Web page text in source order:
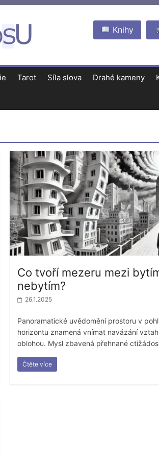
Knihy
Tarot Síla slova Drahé kameny
Co tvoří mezeru mezi
nebytím?
26.1.2025
Panoramatické uvědomění prostoru v
horizontu znamená vnímat navázání
oblohou. Mysl zbavená přehnané
Čtěte více